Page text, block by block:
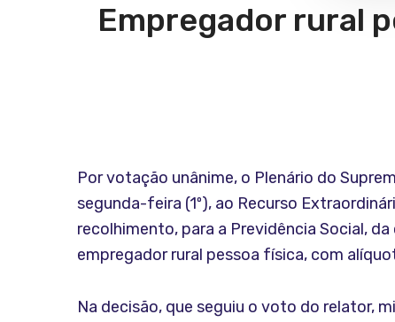
Empregador rural
Por votação unânime, o Plenário do
segunda-feira (1º), ao Recurso
recolhimento, para a Previdência Social,
empregador rural pessoa física, com
Na decisão, que seguiu o voto do relator,